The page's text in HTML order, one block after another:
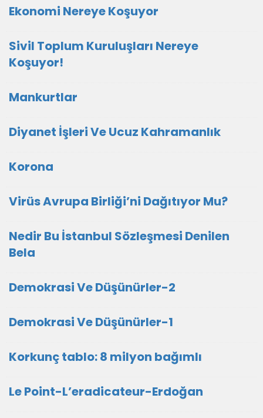
Ekonomi Nereye Koşuyor
Sivil Toplum Kuruluşları Nereye
Koşuyor!
Mankurtlar
Diyanet İşleri Ve Ucuz Kahramanlık
Korona
Virüs Avrupa Birliği’ni Dağıtıyor Mu?
Nedir Bu İstanbul Sözleşmesi Denilen
Bela
Demokrasi Ve Düşünürler-2
Demokrasi Ve Düşünürler-1
Korkunç tablo: 8 milyon bağımlı
Le Point-L’eradicateur-Erdoğan